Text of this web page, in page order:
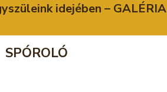
idejében – GALÉRIA
SPÓROLÓ